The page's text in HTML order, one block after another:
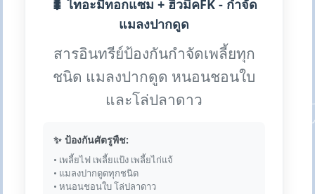
🐛 ไทอะมีทอกแซม + ฮิวมิคFK - กำจัด
แมลงปากดูด
สารอินทรีย์ป้องกันกำจัดเพลี้ยทุก
ชนิด แมลงปากดูด หนอนชอนใบ
และโล่ปลาดาว
✨ ป้องกันศัตรูพืช:
• เพลี้ยไฟ เพลี้ยแป้ง เพลี้ยไก่แจ้
• แมลงปากดูดทุกชนิด
• หนอนชอนใบ โล่ปลาดาว